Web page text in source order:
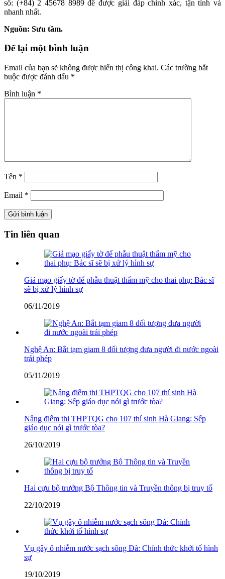
số: (+84) 2 45678 8989 để được giải đáp chính xác, tận tình và
nhanh nhất.
Nguồn: Sưu tầm.
Để lại một bình luận
Email của bạn sẽ không được hiển thị công khai. Các trường bắt
buộc được đánh dấu *
Bình luận *
Tên *
Email *
Tin liên quan
Giả mạo giấy tờ để phẫu thuật thẩm mỹ cho thai phụ: Bác sĩ
sẽ bị xử lý hình sự
06/11/2019
Nghệ An: Bắt tạm giam 8 đối tượng đưa người đi nước ngoài
trái phép
05/11/2019
Nâng điểm thi THPTQG cho 107 thí sinh Hà Giang: Sếp
giáo dục nói gì trước tòa?
26/10/2019
Hai cựu bộ trưởng Bộ Thông tin và Truyền thông bị truy tố
22/10/2019
Vụ gây ô nhiễm nước sạch sông Đà: Chính thức khởi tố hình
sự
19/10/2019